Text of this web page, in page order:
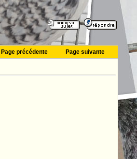
Page précédente
Page suivante